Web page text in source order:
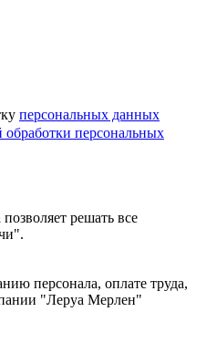
персональных данных
обработки персональных
решать все
персонала, оплате труда,
"Леруа Мерлен"